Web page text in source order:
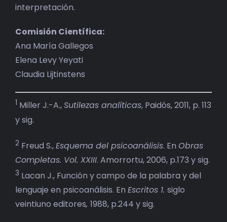
interpretación.
Comisión Científica:
Ana María Gallegos
Elena Levy Yeyati
Claudia Lijtinstens
1 Miller J.-A.,Sutilezas analíticas, Paidós, 2011, p. 113
y sig.
2 Freud S.,Esquema del psicoanálisis. En Obras
Completas. Vol. XXIII. Amorrortu, 2006, p.173 y sig.
3 Lacan J., Función y campo de la palabra y del
lenguaje en psicoanálisis. En Escritos 1. siglo
veintiuno editores, 1988, p.244 y sig.